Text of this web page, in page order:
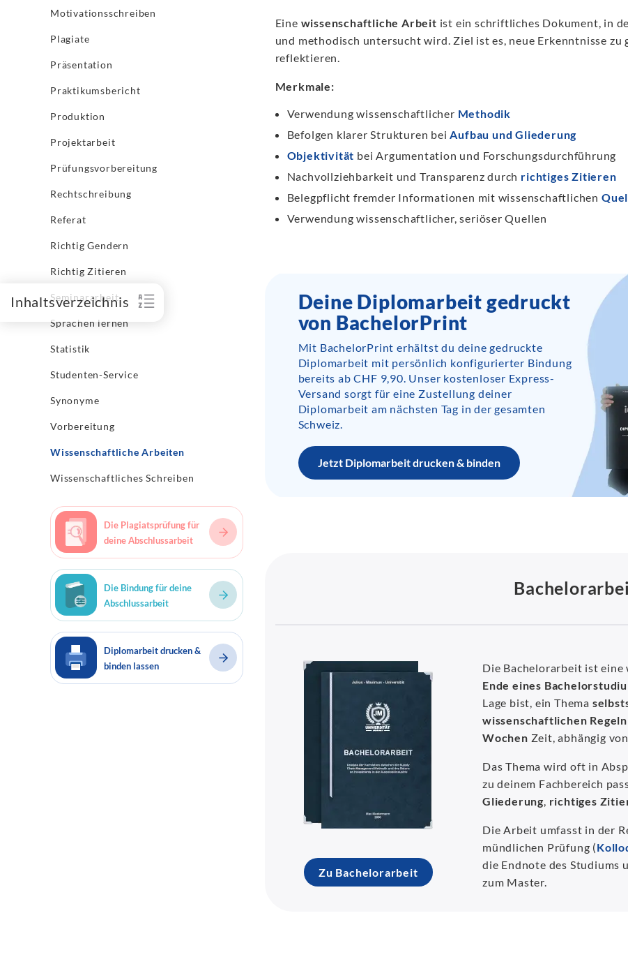
Motivationsschreiben
Plagiate
Präsentation
Praktikumsbericht
Produktion
Projektarbeit
Prüfungsvorbereitung
Rechtschreibung
Referat
Richtig Gendern
Richtig Zitieren
Seminararbeit
Sprachen lernen
Statistik
Studenten-Service
Synonyme
Vorbereitung
Wissenschaftliche Arbeiten
Wissenschaftliches Schreiben
Die Plagiatsprüfung für
deine Abschlussarbeit
Die Bindung für deine
Abschlussarbeit
Diplomarbeit drucken &
binden lassen
Inhaltsverzeichnis
Eine wissenschaftliche Arbeit ist ein schriftliches Dokument, in
und methodisch untersucht wird. Ziel ist es, neue Erkenntnisse
reflektieren.
Merkmale:
Verwendung wissenschaftlicher Methodik
Befolgen klarer Strukturen beiAufbau und Gliederung
Objektivität bei Argumentation und Forschungsdurchführung
Nachvollziehbarkeit und Transparenz durch richtiges Zitieren
Belegpflicht fremder Informationen mit wissenschaftlichen
Verwendung wissenschaftlicher, seriöser Quellen
Deine Diplomarbeit gedruckt
von BachelorPrint
Mit BachelorPrint erhältst du deine gedruckte
Diplomarbeit mit persönlich konfigurierter Bindung
bereits ab CHF 9,90. Unser kostenloser Express-
Versand sorgt für eine Zustellung deiner
Diplomarbeit am nächsten Tag in der gesamten
Schweiz.
Jetzt Diplomarbeit drucken & binden
Zu Bachelorarbeit
Die Bachelorarbeit ist eine
Ende eines
Lage bist, ein Thema
wissenschaftlichen Regeln
Wochen Zeit, abhängig
Das Thema wird oft in
zu deinem Fachbereich
Gliederung, richtiges
Die Arbeit umfasst in der
mündlichen Prüfung (
die Endnote des Studiums
zum Master.